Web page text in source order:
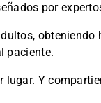
por
paciente.
Y